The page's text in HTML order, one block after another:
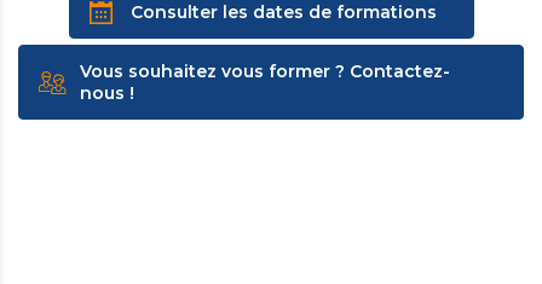
Consulter les dates de formations
Vous souhaitez vous former ? Contactez-
nous !